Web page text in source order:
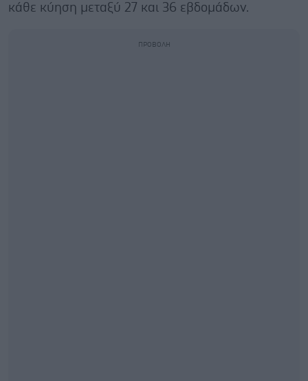
κάθε κύηση μεταξύ 27 και 36 εβδομάδων.